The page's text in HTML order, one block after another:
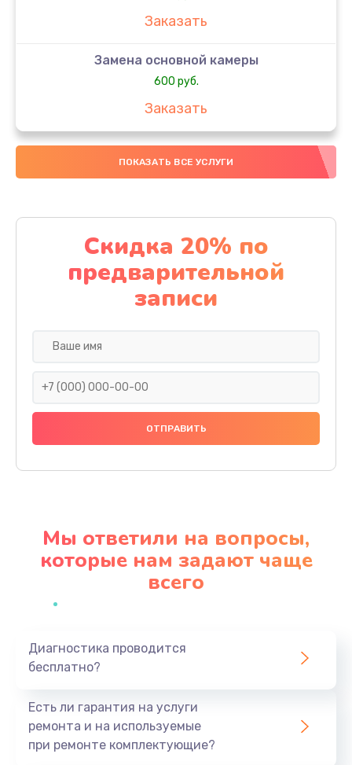
Заказать
Замена основной камеры
600 руб.
Заказать
Замена передней камеры
550 руб.
Замена экрана телефона
950 руб.
Заказать
Замена внешнего динамика
400 руб.
Заказать
Замена разъёма mini-USB
Замена GSM / WiFi антенны
Заказать
ПОКАЗАТЬ ВСЕ УСЛУГИ
Скидка 20% по
предварительной
записи
Мы ответили на вопросы,
которые нам задают чаще
всего
Диагностика проводится
бесплатно?
Есть ли гарантия на услуги
ремонта и на используемые
при ремонте комплектующие?